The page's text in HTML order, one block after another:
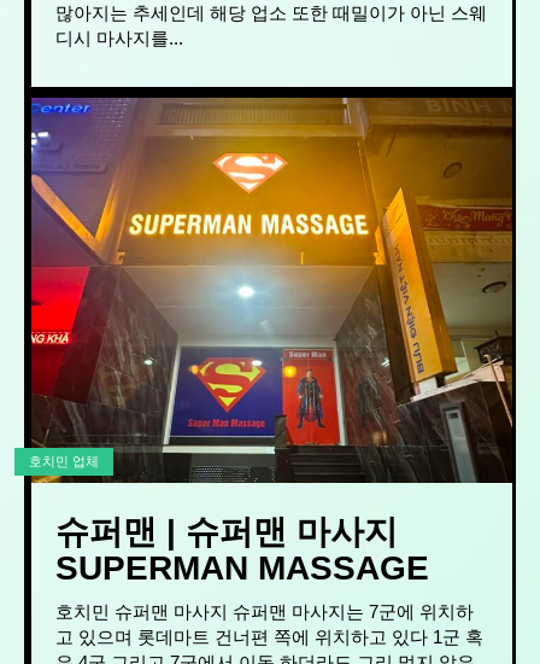
많아지는 추세인데 해당 업소 또한 때밀이가 아닌 스웨
디시 마사지를...
호치민 업체
슈퍼맨 | 슈퍼맨 마사지
SUPERMAN MASSAGE
호치민 슈퍼맨 마사지 슈퍼맨 마사지는 7군에 위치하
고 있으며 롯데마트 건너편 쪽에 위치하고 있다 1군 혹